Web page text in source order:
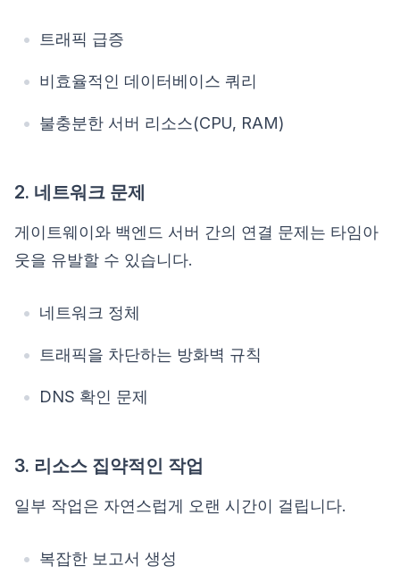
트래픽 급증
비효율적인 데이터베이스 쿼리
불충분한 서버 리소스(CPU, RAM)
2. 네트워크 문제
게이트웨이와 백엔드 서버 간의 연결 문제는 타임아
웃을 유발할 수 있습니다.
네트워크 정체
트래픽을 차단하는 방화벽 규칙
DNS 확인 문제
3. 리소스 집약적인 작업
일부 작업은 자연스럽게 오랜 시간이 걸립니다.
복잡한 보고서 생성